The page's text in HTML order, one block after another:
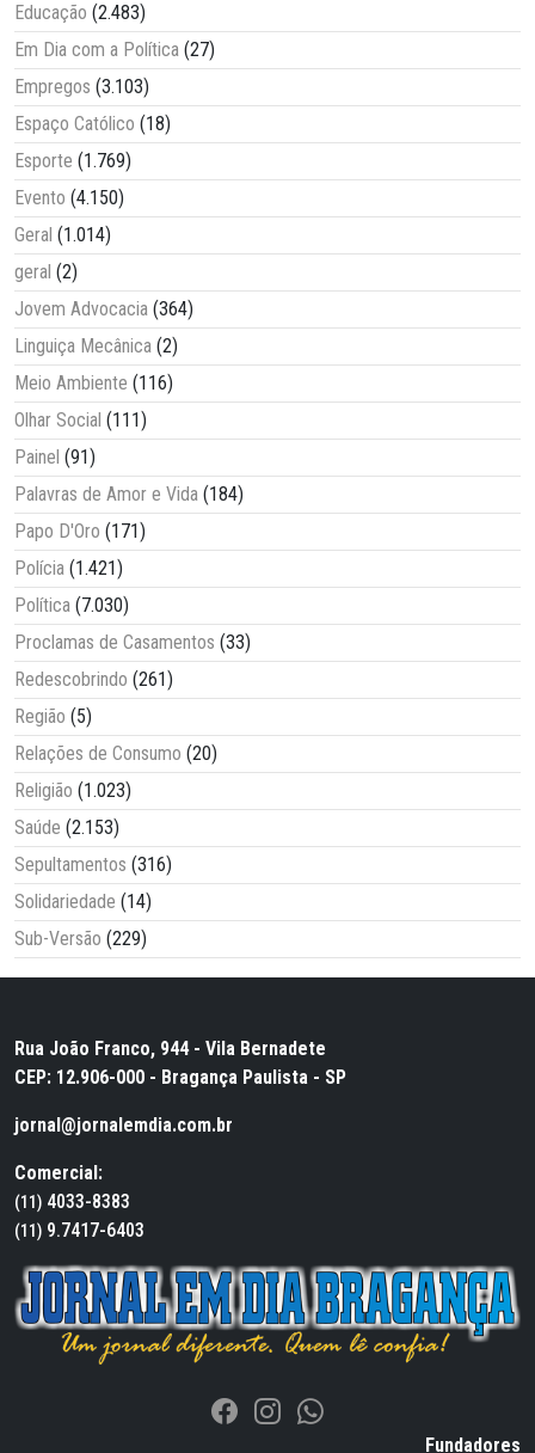
Educação (2.483)
Em Dia com a Política (27)
Empregos (3.103)
Espaço Católico (18)
Esporte (1.769)
Evento (4.150)
Geral (1.014)
geral (2)
Jovem Advocacia (364)
Linguiça Mecânica (2)
Meio Ambiente (116)
Olhar Social (111)
Painel (91)
Palavras de Amor e Vida (184)
Papo D'Oro (171)
Polícia (1.421)
Política (7.030)
Proclamas de Casamentos (33)
Redescobrindo (261)
Região (5)
Relações de Consumo (20)
Religião (1.023)
Saúde (2.153)
Sepultamentos (316)
Solidariedade (14)
Sub-Versão (229)
Rua João Franco, 944 - Vila Bernadete
CEP: 12.906-000 - Bragança Paulista - SP
jornal@jornalemdia.com.br
Comercial:
(11) 4033-8383
(11) 9.7417-6403
Fundadores